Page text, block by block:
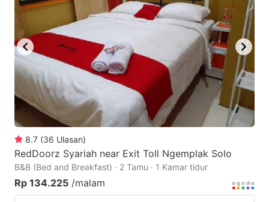
8.7 (36 Ulasan)
RedDoorz Syariah near Exit Toll Ngemplak Solo
B&B (Bed and Breakfast) · 2 Tamu · 1 Kamar tidur
Rp 134.225 /malam